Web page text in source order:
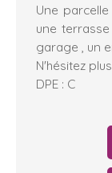
Une
une
garage , un
N'hésitez
DPE : C